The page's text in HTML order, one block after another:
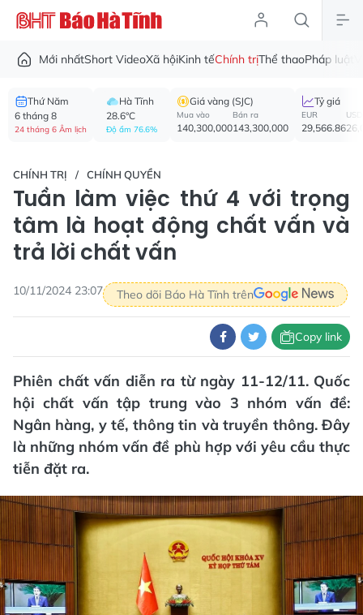
Mới nhấtShort VideoXã hộiKinh tếChính trịThể thaoPháp luật
Thứ Năm
6 tháng 8
24 tháng 6 Âm lịch
Hà Tĩnh
28.6°C
Độ ẩm 76.6%
Giá vàng (SJC)
Mua vào
140,300,000
Bán ra
143,300,000
Tỷ giá
EUR
29,566.86
USD
CHÍNH TRỊ CHÍNH QUYỀN
Tuần làm việc thứ 4 với trọng
tâm là hoạt động chất vấn và
trả lời chất vấn
10/11/2024 23:07 Theo dõi Báo Hà Tĩnh trên
Copy link
Phiên chất vấn diễn ra từ ngày 11-12/11. Quốc
hội chất vấn tập trung vào 3 nhóm vấn đề:
Ngân hàng, y tế, thông tin và truyền thông. Đây
là những nhóm vấn đề phù hợp với yêu cầu thực
tiễn đặt ra.